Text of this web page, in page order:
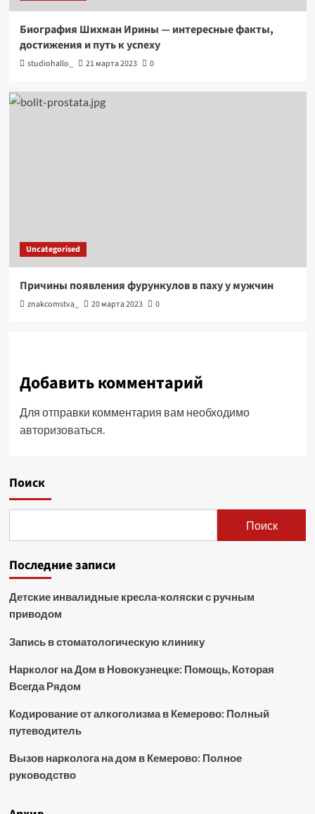
Биография Шихман Ирины — интересные факты,
достижения и путь к успеху
studiohallo_ 21 марта 2023 0
Uncategorised
Причины появления фурункулов в паху у мужчин
znakcomstva_ 20 марта 2023 0
Добавить комментарий
Для отправки комментария вам необходимо
авторизоваться.
Поиск
Поиск
Последние записи
Детские инвалидные кресла-коляски с ручным
приводом
Запись в стоматологическую клинику
Нарколог на Дом в Новокузнецке: Помощь, Которая
Всегда Рядом
Кодирование от алкоголизма в Кемерово: Полный
путеводитель
Вызов нарколога на дом в Кемерово: Полное
руководство